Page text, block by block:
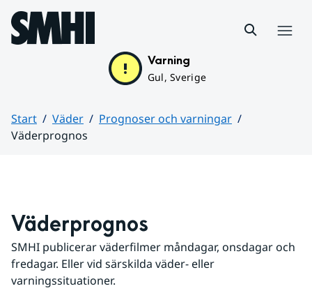
Hoppa till sidans innehåll
Varning
Gul, Sverige
Start Väder
Prognoser och varningar
Väderprognos
Väderprognos
SMHI publicerar väderfilmer måndagar, onsdagar och
fredagar. Eller vid särskilda väder- eller
varningssituationer.